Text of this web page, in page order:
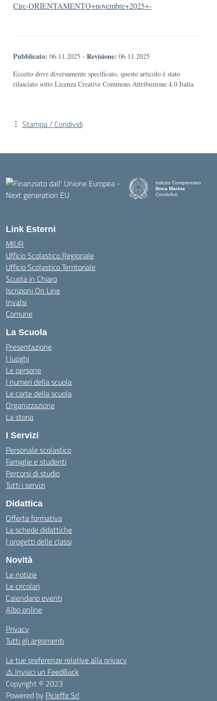
Circ-ORIENTAMENTO+novembre+2025+-
Pubblicato: 06.11.2025 - Revisione: 06.11.2025
Eccetto dove diversamente specificato, questo articolo è stato
rilasciato sotto Licenza Creative Commons Attribuzione 4.0 Italia.
Stampa / Condividi
Istituto Comprensivo
Bova Marina
Condofuri
Link Esterni
MIUR
Ufficio Scolastico Regionale
Ufficio Scolastico Territoriale
Scuola in Chiaro
Iscrizioni On Line
Invalsi
Comune
La Scuola
Presentazione
I luoghi
Le persone
I numeri della scuola
Le carte della scuola
Organizzazione
La storia
I Servizi
Personale scolastico
Famiglie e studenti
Percorsi di studio
Tutti i servizi
Didattica
Offerta formativa
Le schede didattiche
I progetti delle classi
Novità
Le notizie
Le circolari
Calendario eventi
Albo online
Privacy
Tutti gli argomenti
Le tue preferenze relative alla privacy
⚠️ Inviaci un FeedBack
Copyright © 2023
Powered by Picieffe Srl